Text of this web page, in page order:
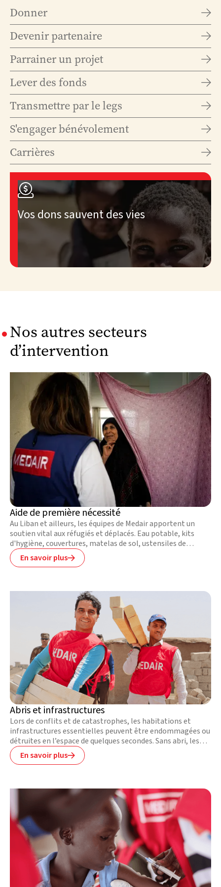
potable et mettre
à l’abri ceux qui en
ont
désespérément
avons rouvert nos
bureaux et nos
continuent
infatigablement
leurs actions.
savoir

Donner 
Devenir partenaire 
Parrainer un projet 
Lever des fonds 
Transmettre par le legs 
S'engager bénévolement 
Carrières 

Vos dons sauvent des vies
Nos autres secteurs
d’intervention
Aide de première nécessité
Au Liban et ailleurs, les équipes de Medair apportent un
soutien vital aux réfugiés et déplacés. Eau potable, kits
d'hygiène, couvertures, matelas de sol, ustensiles de
cuisine, vêtements chauds — chaque article distribué
contribue à restaurer dignité et bien-être. Nous améliorons
sanitaires, pour que les plus vulnérables puissent vivre
En savoir plus
Abris et infrastructures
Lors de conflits et de catastrophes, les habitations et
infrastructures essentielles peuvent être endommagées ou
détruites en l’espace de quelques secondes. Sans abri, les
victimes doivent partir et n’ont plus accès aux services
essentiels comme l’eau, la santé et les infrastructures.
En savoir plus